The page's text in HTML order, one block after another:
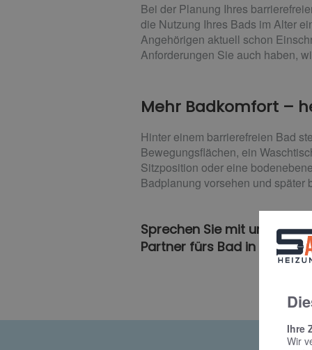
Bei der Planung Ihres
die Nutzung Ihres Bads im Alter
Angehörigen aktuell schon
Anforderungen Sie auch haben,
Mehr Badkomfort –
Hinter einem barrierefreien Bad
Bewegungsflächen, ein
Sitzposition oder eine
Badplanung vorsehen und später
Sprechen Sie mit uns und
Partner fürs Bad in
Ihre
Wir